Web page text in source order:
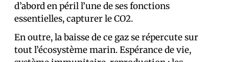
d’abord en péril l’une de ses fonctions
essentielles, capturer le CO2.
En outre, la baisse de ce gaz se répercute sur
tout l’écosystème marin. Espérance de vie,